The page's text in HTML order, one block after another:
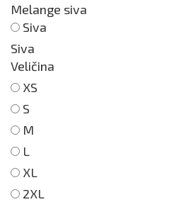
Melange siva
Siva
Siva
Veličina
XS
S
M
L
XL
2XL